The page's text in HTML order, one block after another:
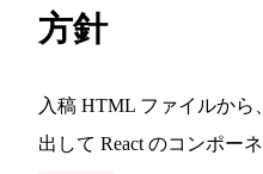
方針
入稿 HTML ファイルから
出して React のコンポー